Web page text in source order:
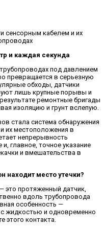
сенсорным кабелем и их
и каждая секунда
под давлением
превращается в серьезную
обходы, датчики
лишь крупные порывы и
ремонтные бригады
изоляцию и грунт вслепую.
стала система обнаружения
их местоположения в
непрерывность
главное, точное указание
и вмешательства в
находит место утечки?
это протяженный датчик,
вдоль трубопровода
особенность —
с жидкостью и одновременно
этого контакта.